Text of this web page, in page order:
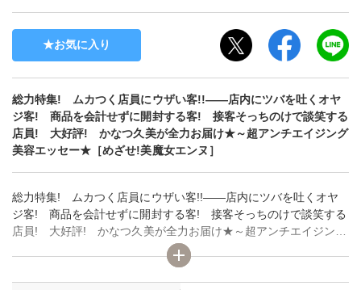
お気に入り
総力特集! ムカつく店員にウザい客!!――店内にツバを吐くオヤ
ジ客! 商品を会計せずに開封する客! 接客そっちのけで談笑する
店員! 大好評! かなつ久美が全力お届け★～超アンチエイジング
美容エッセー★［めざせ!美魔女エンヌ］
総力特集! ムカつく店員にウザい客!!――店内にツバを吐くオヤ
ジ客! 商品を会計せずに開封する客! 接客そっちのけで談笑する
店員! 大好評! かなつ久美が全力お届け★～超アンチエイジング
美容エッセー★［めざせ!美魔女エンヌ］